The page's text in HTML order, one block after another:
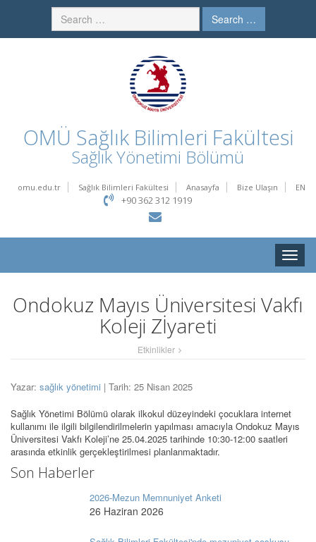
Search …
OMÜ Sağlık Bilimleri Fakültesi
Sağlık Yönetimi Bölümü
omu.edu.tr Sağlık Bilimleri Fakültesi Anasayfa Bize Ulaşın EN
+90 362 312 1919
Toggle
Ondokuz Mayıs Üniversitesi Vakfı
Koleji Zİyareti
Etkinlikler
Yazar: sağlık yönetimi | Tarih: 25 Nisan 2025
Sağlık Yönetimi Bölümü olarak ilkokul düzeyindeki çocuklara internet
kullanımı ile ilgili bilgilendirilmelerin yapılması amacıyla Ondokuz Mayıs
Üniversitesi Vakfı Koleji’ne 25.04.2025 tarihinde 10:30-12:00 saatleri
arasında etkinlik gerçekleştirilmesi planlanmaktadır.
Son Haberler
2026-Mezun Memnuniyet Anketi
26 Haziran 2026